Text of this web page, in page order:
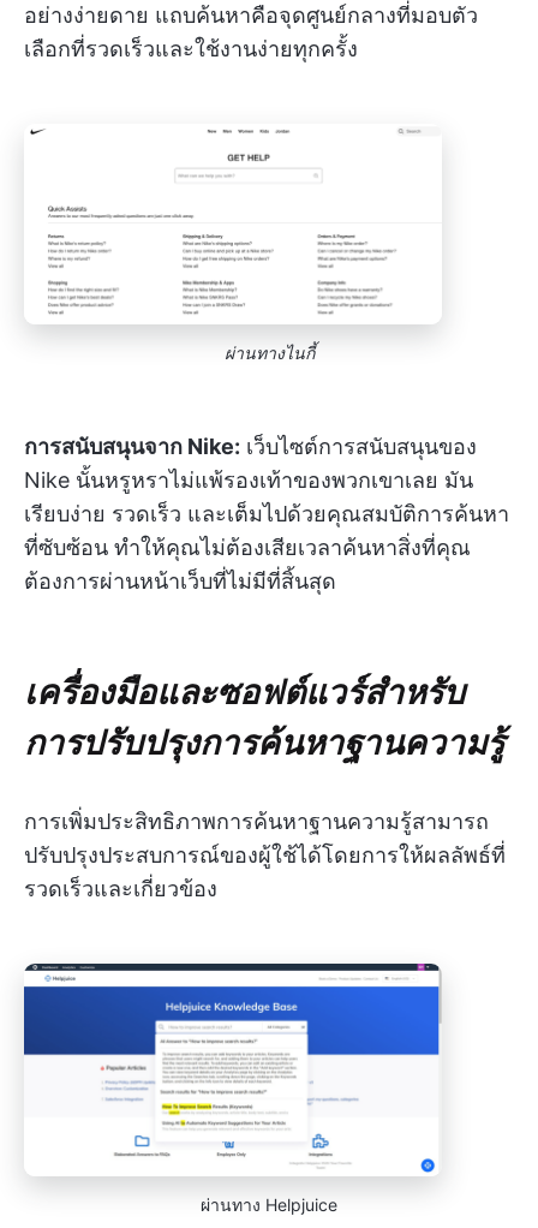
อย่างง่ายดาย แถบค้นหาคือจุดศูนย์กลางที่มอบตัว
เลือกที่รวดเร็วและใช้งานง่ายทุกครั้ง
ผ่านทางไนกี้
การสนับสนุนจาก Nike: เว็บไซต์การสนับสนุนของ
Nike นั้นหรูหราไม่แพ้รองเท้าของพวกเขาเลย มัน
เรียบง่าย รวดเร็ว และเต็มไปด้วยคุณสมบัติการค้นหา
ที่ซับซ้อน ทำให้คุณไม่ต้องเสียเวลาค้นหาสิ่งที่คุณ
ต้องการผ่านหน้าเว็บที่ไม่มีที่สิ้นสุด
เครื่องมือและซอฟต์แวร์สำหรับ
การปรับปรุงการค้นหาฐานความรู้
การเพิ่มประสิทธิภาพการค้นหาฐานความรู้สามารถ
ปรับปรุงประสบการณ์ของผู้ใช้ได้โดยการให้ผลลัพธ์ที่
รวดเร็วและเกี่ยวข้อง
ผ่านทาง Helpjuice